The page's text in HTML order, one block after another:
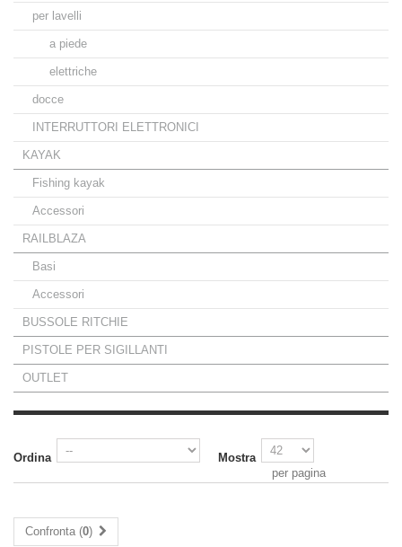
per lavelli
a piede
elettriche
docce
INTERRUTTORI ELETTRONICI
KAYAK
Fishing kayak
Accessori
RAILBLAZA
Basi
Accessori
BUSSOLE RITCHIE
PISTOLE PER SIGILLANTI
OUTLET
Ordina
Mostra
per pagina
Confronta (0)